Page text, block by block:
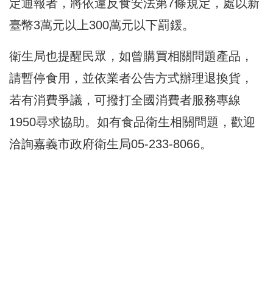
定通報者，將依違反食安法第7條規定，處以新
臺幣3萬元以上300萬元以下罰鍰。
衛生局也提醒民眾，如曾購買相關問題產品，
請暫停食用，並依業者公告方式辦理退換貨，
若有消費爭議，可撥打全國消費者服務專線
1950尋求協助。如有食品衛生相關問題，歡迎
洽詢嘉義市政府衛生局05-233-8066。